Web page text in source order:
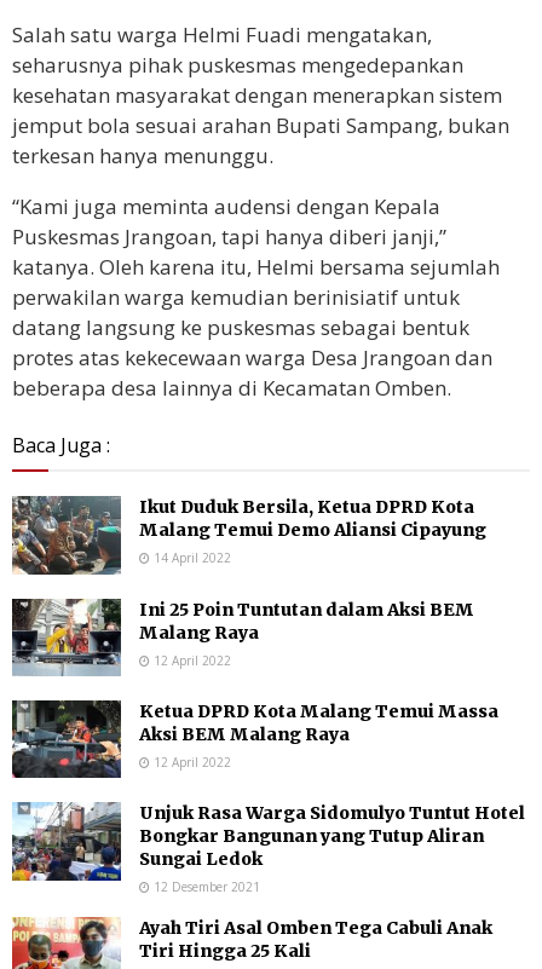
Salah satu warga Helmi Fuadi mengatakan,
seharusnya pihak puskesmas mengedepankan
kesehatan masyarakat dengan menerapkan sistem
jemput bola sesuai arahan Bupati Sampang, bukan
terkesan hanya menunggu.
“Kami juga meminta audensi dengan Kepala
Puskesmas Jrangoan, tapi hanya diberi janji,”
katanya. Oleh karena itu, Helmi bersama sejumlah
perwakilan warga kemudian berinisiatif untuk
datang langsung ke puskesmas sebagai bentuk
protes atas kekecewaan warga Desa Jrangoan dan
beberapa desa lainnya di Kecamatan Omben.
Baca Juga :
Ikut Duduk Bersila, Ketua DPRD Kota
Malang Temui Demo Aliansi Cipayung
14 April 2022
Ini 25 Poin Tuntutan dalam Aksi BEM
Malang Raya
12 April 2022
Ketua DPRD Kota Malang Temui Massa
Aksi BEM Malang Raya
12 April 2022
Unjuk Rasa Warga Sidomulyo Tuntut Hotel
Bongkar Bangunan yang Tutup Aliran
Sungai Ledok
12 Desember 2021
Ayah Tiri Asal Omben Tega Cabuli Anak
Tiri Hingga 25 Kali